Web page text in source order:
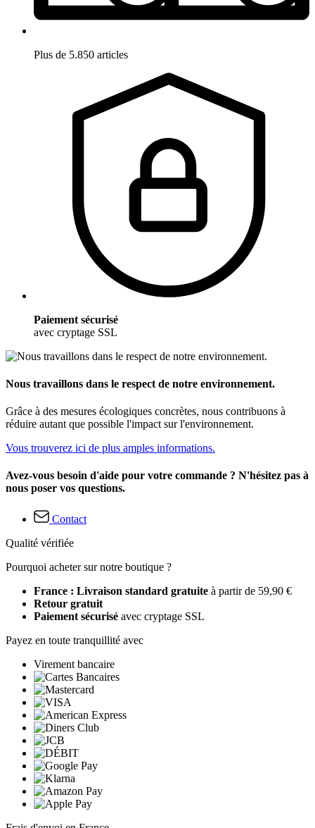
Plus de 5.850 articles
Paiement sécurisé
avec cryptage SSL
Nous travaillons dans le respect de notre environnement.
Grâce à des mesures écologiques concrètes, nous contribuons à
réduire autant que possible l'impact sur l'environnement.
Vous trouverez ici de plus amples informations.
Avez-vous besoin d'aide pour votre commande ? N'hésitez pas à
nous poser vos questions.
Contact
Qualité vérifiée
Pourquoi acheter sur notre boutique ?
France : Livraison standard gratuite à partir de 59,90 €
Retour gratuit
Paiement sécurisé avec cryptage SSL
Payez en toute tranquillité avec
Virement bancaire